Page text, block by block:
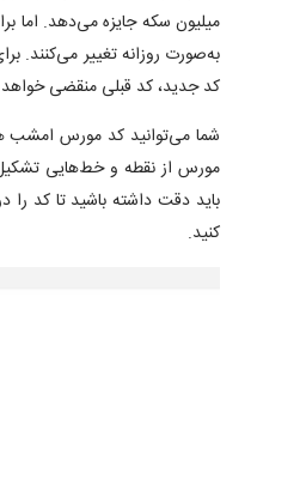
میلیون سکه جایزه می‌دهد. اما
کد جدید، کد قبلی منقضی خواهد
شما می‌توانید کد مورس امشب
مورس از نقطه و خط‌هایی تشکیل
کنید.